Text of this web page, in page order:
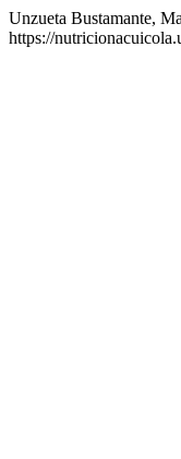
Unzueta Bustamante,
https://